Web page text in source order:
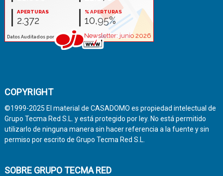
COPYRIGHT
©1999-2025 El material de CASADOMO es propiedad intelectual de
Grupo Tecma Red S.L. y está protegido por ley. No está permitido
utilizarlo de ninguna manera sin hacer referencia a la fuente y sin
permiso por escrito de Grupo Tecma Red S.L.
SOBRE GRUPO TECMA RED